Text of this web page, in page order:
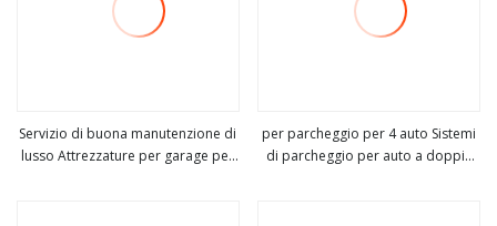
Servizio di buona manutenzione di
lusso Attrezzature per garage per
per parcheggio per 4 auto Sistemi
di parcheggio per auto a doppia